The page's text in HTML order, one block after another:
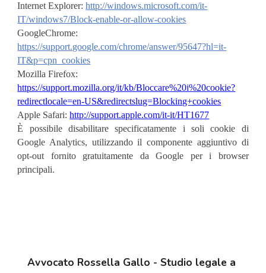
Internet Explorer: http://windows.microsoft.com/it-
IT/windows7/Block-enable-or-allow-cookies
GoogleChrome:
https://support.google.com/chrome/answer/95647?hl=it-
IT&p=cpn_cookies
Mozilla Firefox:
https://support.mozilla.org/it/kb/Bloccare%20i%20cookie?
redirectlocale=en-US&redirectslug=Blocking+cookies
Apple Safari: http://support.apple.com/it-it/HT1677
È possibile disabilitare specificatamente i soli cookie di
Google Analytics, utilizzando il componente aggiuntivo di
opt-out fornito gratuitamente da Google per i browser
principali.
Avvocato Rossella Gallo - Studio legale a